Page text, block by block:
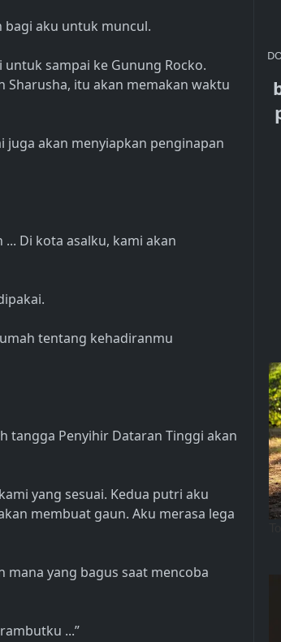
bagi aku untuk muncul.
sampai ke Gunung Rocko.
itu akan memakan waktu
juga akan menyiapkan penginapan
Di kota asalku, kami akan
tentang kehadiranmu
tangga Penyihir Dataran Tinggi akan
yang sesuai. Kedua putri aku
membuat gaun. Aku merasa lega
yang bagus saat mencoba
...”